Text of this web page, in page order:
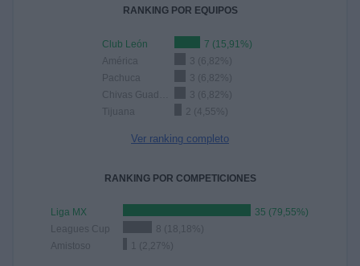
RANKING POR EQUIPOS
Club León
7 (15,91%)
América
3 (6,82%)
Pachuca
3 (6,82%)
3 (6,82%)
Tijuana
2 (4,55%)
Ver ranking completo
RANKING POR COMPETICIONES
Liga MX
35 (79,55%)
Leagues Cup
8 (18,18%)
Amistoso
1 (2,27%)